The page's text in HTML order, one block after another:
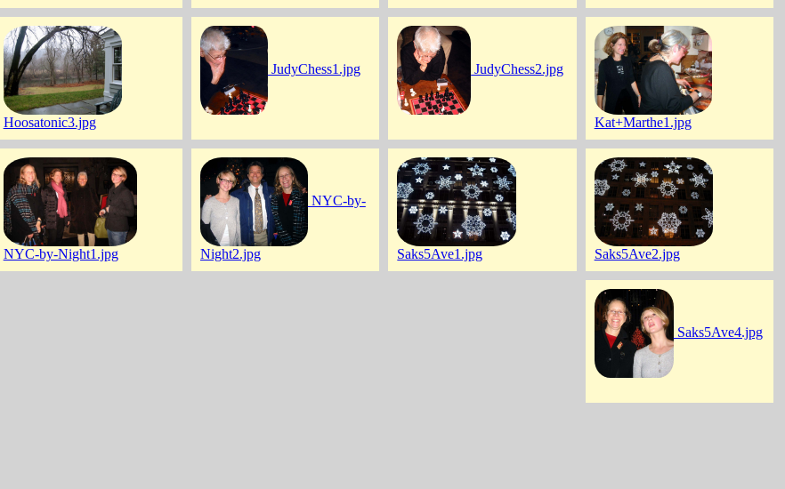
Hoosatonic3.jpg
JudyChess1.jpg JudyChess2.jpg
Kat+Marthe1.jpg
NYC-by-Night1.jpg
NYC-by-
Night2.jpg Saks5Ave1.jpg Saks5Ave2.jpg
Saks5Ave4.jpg